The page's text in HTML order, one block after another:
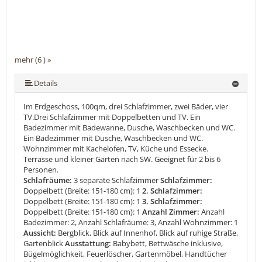
mehr (6 ) »
mehr (6 ) »
mehr (6 ) »
Details
Im Erdgeschoss, 100qm, drei Schlafzimmer, zwei Bäder, vier
TV.Drei Schlafzimmer mit Doppelbetten und TV. Ein
Badezimmer mit Badewanne, Dusche, Waschbecken und WC.
Ein Badezimmer mit Dusche, Waschbecken und WC.
Wohnzimmer mit Kachelofen, TV, Küche und Essecke.
Terrasse und kleiner Garten nach SW. Geeignet für 2 bis 6
Personen.
Schlafräume: 3 separate SchlafzimmerSchlafzimmer:
Doppelbett (Breite: 151-180 cm): 1 2. Schlafzimmer:
Doppelbett (Breite: 151-180 cm): 1 3. Schlafzimmer:
Doppelbett (Breite: 151-180 cm): 1 Anzahl Zimmer: Anzahl
Badezimmer: 2, Anzahl Schlafräume: 3, Anzahl Wohnzimmer: 1
Aussicht: Bergblick, Blick auf Innenhof, Blick auf ruhige Straße,
GartenblickAusstattung: Babybett, Bettwäsche inklusive,
Bügelmöglichkeit, Feuerlöscher, Gartenmöbel, Handtücher